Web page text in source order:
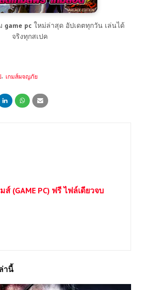
game pc ใหม่ล่าสุด อัปเดตทุกวัน เล่นได้
จริงทุกสเปค
เกมส์ผจญภัย
ส์ (GAME PC) ฟรี ไฟล์เดียวจบ
านี้